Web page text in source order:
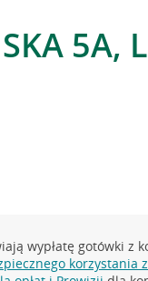
5A,
wypłatę gotówki z
korzystania